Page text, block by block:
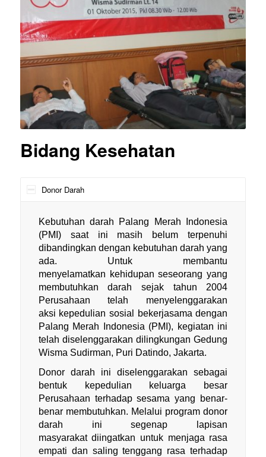
Bidang Kesehatan
Donor Darah
Kebutuhan darah Palang Merah Indonesia
(PMI) saat ini masih belum terpenuhi
dibandingkan dengan kebutuhan darah yang
ada. Untuk membantu
menyelamatkan kehidupan seseorang yang
membutuhkan darah sejak tahun 2004
Perusahaan telah menyelenggarakan
aksi kepedulian sosial bekerjasama dengan
Palang Merah Indonesia (PMI), kegiatan ini
telah diselenggarakan dilingkungan Gedung
Wisma Sudirman, Puri Datindo, Jakarta.
Donor darah ini diselenggarakan sebagai
bentuk kepedulian keluarga besar
Perusahaan terhadap sesama yang benar-
benar membutuhkan. Melalui program donor
darah ini segenap lapisan
masyarakat diingatkan untuk menjaga rasa
empati dan saling tenggang rasa terhadap